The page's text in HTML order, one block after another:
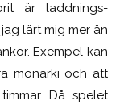
är laddnings-
lärt mig mer än
Exempel kan
monarki och att
Då spelet